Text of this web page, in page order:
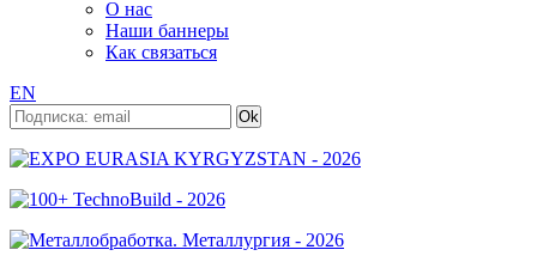
О нас
Наши баннеры
Как связаться
EN